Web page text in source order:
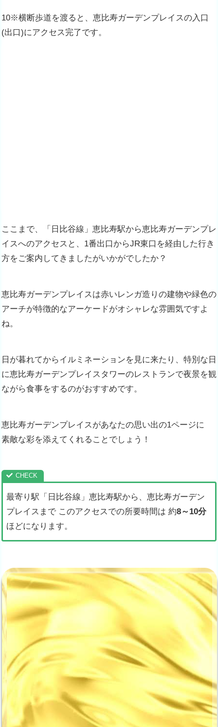
10※横断歩道を渡ると、恵比寿ガーデンプレイスの入口
(出口)にアクセス完了です。
ここまで、「日比谷線」恵比寿駅から恵比寿ガーデンプレ
イスへのアクセスと、1番出口からJR東口を経由した行き
方をご案内してきましたがいかがでしたか？
恵比寿ガーデンプレイスは赤いレンガ造りの建物や緑色の
アーチが特徴的なアーケードがオシャレな雰囲気ですよ
ね。
日が暮れてからイルミネーションを見に来たり、特別な日
に恵比寿ガーデンプレイスタワーのレストランで夜景を観
ながら食事をするのがおすすめです。
恵比寿ガーデンプレイスがあなたの思い出の1ページに
素敵な彩を添えてくれることでしょう！
最寄り駅「日比谷線」恵比寿駅から、恵比寿ガーデン
プレイスまで このアクセスでの所要時間は 約8～10分
ほどになります。